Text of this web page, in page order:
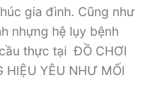
gia đình. Cũng như
nhựng hệ lụy bệnh
thực tại ĐỒ CHƠI
HIỆU YÊU NHƯ MỐI